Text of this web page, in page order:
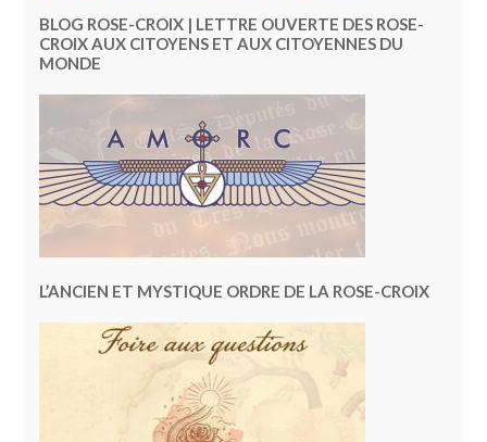
BLOG ROSE-CROIX | LETTRE OUVERTE DES ROSE-
CROIX AUX CITOYENS ET AUX CITOYENNES DU
MONDE
L’ANCIEN ET MYSTIQUE ORDRE DE LA ROSE-CROIX